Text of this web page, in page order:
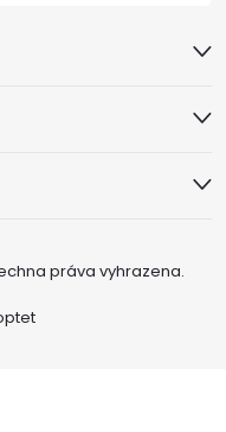
práva vyhrazena.